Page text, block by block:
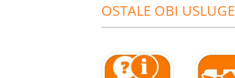
OSTALE OBI USLUGE